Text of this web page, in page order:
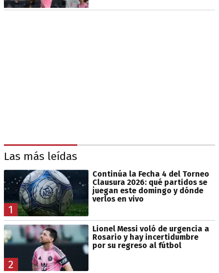
Las más leídas
1
Continúa la Fecha 4 del Torneo
Clausura 2026: qué partidos se
juegan este domingo y dónde
verlos en vivo
2
Lionel Messi voló de urgencia a
Rosario y hay incertidumbre
por su regreso al fútbol